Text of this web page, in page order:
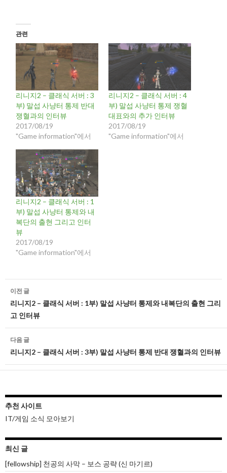
관련
리니지2 – 클래식 서버 : 3
부) 말섭 사냥터 통제 반대
쟁혈과의 인터뷰
2017/08/19
"Game information"에서
리니지2 – 클래식 서버 : 4
부) 말섭 사냥터 통제 쟁혈
대표와의 추가 인터뷰
2017/08/19
"Game information"에서
리니지2 – 클래식 서버 : 1
부) 말섭 사냥터 통제와 내
복단의 출현 그리고 인터
뷰
2017/08/19
"Game information"에서
글
네
비
게
이
션
이전 글
리니지2 – 클래식 서버 : 1부) 말섭 사냥터 통제와 내복단의 출현 그리
고 인터뷰
다음 글
리니지2 – 클래식 서버 : 3부) 말섭 사냥터 통제 반대 쟁혈과의 인터뷰
추천 사이트
IT/게임 소식 모아보기
최신 글
[fellowship] 천공의 사막 – 보스 공략 (신 마기르)